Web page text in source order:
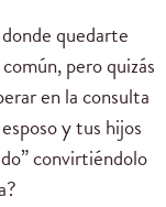
quedarte
pero quizás
en la consulta
y tus hijos
convirtiéndolo